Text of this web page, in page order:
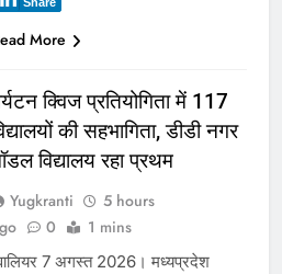
More
क्विज प्रतियोगिता में 117
की सहभागिता, डीडी नगर
विद्यालय रहा प्रथम
Yugkranti
5 hours
0 1 mins
7 अगस्त 2026। मध्यप्रदेश